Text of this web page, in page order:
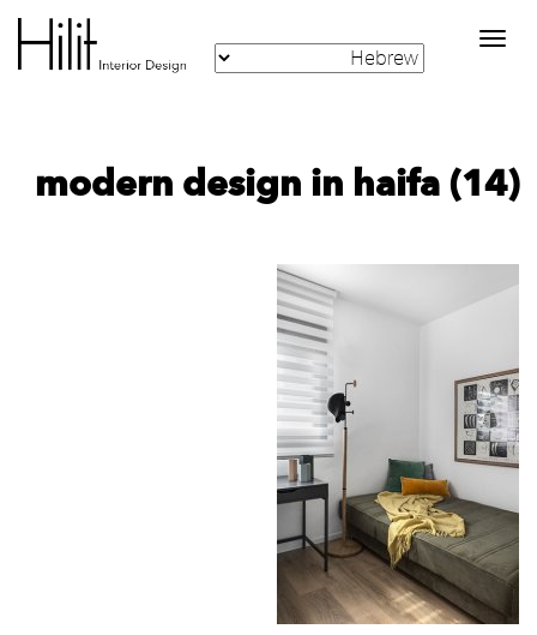
Toggle
navigation
modern design in haifa (14)